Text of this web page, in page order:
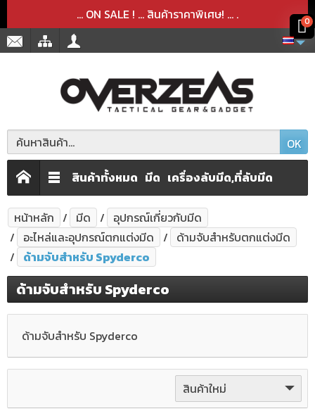
... ON SALE ! ... สินค้าราคาพิเศษ! ... .
OK
สินค้าทั้งหมด มีด เครื่องลับมีด,ที่ลับมีด
หน้าหลัก มีด
อุปกรณ์เกี่ยวกับมีด
อะไหล่และอุปกรณ์ตกแต่งมีด
ด้ามจับสำหรับตกแต่งมีด
ด้ามจับสำหรับ Spyderco
ด้ามจับสำหรับ Spyderco
ด้ามจับสำหรับ Spyderco
สินค้าใหม่
สินค้าได้เพิ่มลงในตะกร้าเรียบร้อยแล้ว
สินค้าได้ถูกลบออกจากตะกร้าเรียบร้อยแล้ว
0